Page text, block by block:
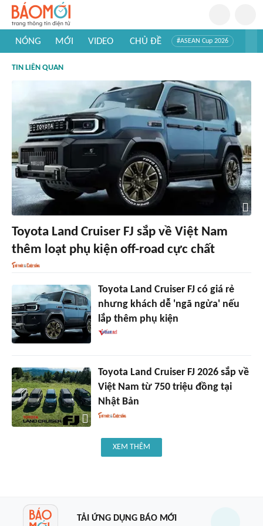
NÓNG MỚI VIDEO CHỦ ĐỀ #ASEAN Cup 2026
#Khám phá thế giới
TIN LIÊN QUAN
Toyota Land Cruiser FJ sắp về Việt Nam
thêm loạt phụ kiện off-road cực chất
Toyota Land Cruiser FJ có giá rẻ
nhưng khách dễ 'ngã ngửa' nếu
lắp thêm phụ kiện
Toyota Land Cruiser FJ 2026 sắp về
Việt Nam từ 750 triệu đồng tại
Nhật Bản
XEM THÊM
TẢI ỨNG DỤNG BÁO MỚI